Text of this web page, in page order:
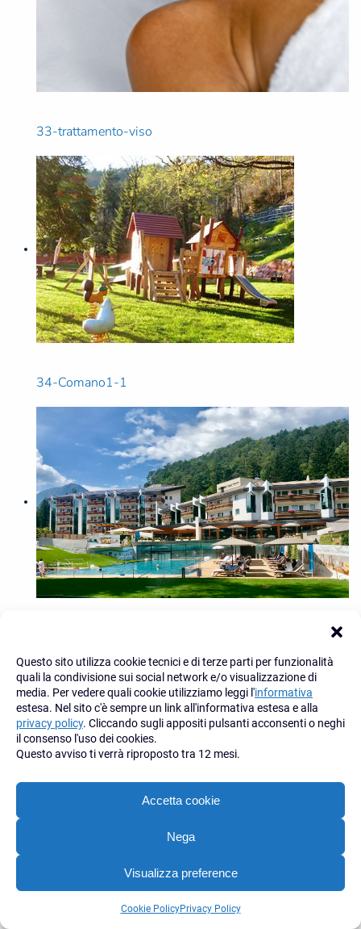
Questo sito utilizza cookie tecnici e di terze parti per funzionalità
quali la condivisione sui social network e/o visualizzazione di
media. Per vedere quali cookie utilizziamo leggi l'informativa
estesa. Nel sito c'è sempre un link all'informativa estesa e alla
privacy policy. Cliccando sugli appositi pulsanti acconsenti o neghi
il consenso l'uso dei cookies.
Questo avviso ti verrà riproposto tra 12 mesi.
Accetta cookie
Nega
Visualizza preference
Cookie PolicyPrivacy Policy
33-trattamento-viso
34-Comano1-1
36-GHT-piscina-esterna2